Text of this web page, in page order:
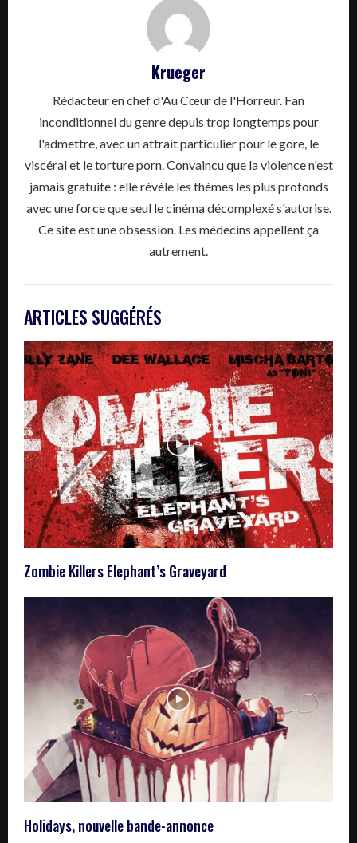
Krueger
Rédacteur en chef d'Au Cœur de l'Horreur. Fan
inconditionnel du genre depuis trop longtemps pour
l'admettre, avec un attrait particulier pour le gore, le
viscéral et le torture porn. Convaincu que la violence n'est
jamais gratuite : elle révèle les thèmes les plus profonds
avec une force que seul le cinéma décomplexé s'autorise.
Ce site est une obsession. Les médecins appellent ça
autrement.
ARTICLES SUGGÉRÉS
Zombie Killers Elephant’s Graveyard
Holidays, nouvelle bande-annonce